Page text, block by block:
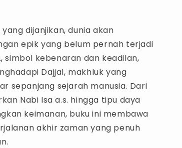
dijanjikan, dunia akan
epik yang belum pernah terjadi
simbol kebenaran dan keadilan,
Dajjal, makhluk yang
sepanjang sejarah manusia. Dari
Nabi Isa a.s. hingga tipu daya
keimanan, buku ini membawa
akhir zaman yang penuh